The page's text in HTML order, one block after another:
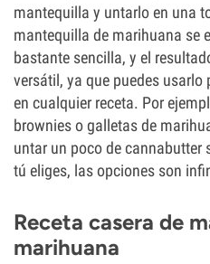
mantequilla y untarlo en una
mantequilla de marihuana se
bastante sencilla, y el
versátil, ya que puedes
en cualquier receta. Por
brownies o galletas de
untar un poco de cannabutter
tú eliges, las opciones son
Receta casera de
marihuana